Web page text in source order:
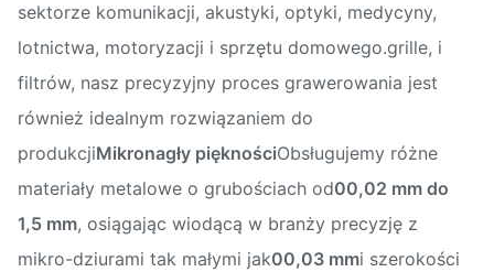
sektorze komunikacji, akustyki, optyki, medycyny,
lotnictwa, motoryzacji i sprzętu domowego.grille, i
filtrów, nasz precyzyjny proces grawerowania jest
również idealnym rozwiązaniem do
produkcjiMikronagły pięknościObsługujemy różne
materiały metalowe o grubościach od00,02 mm do
1,5 mm, osiągając wiodącą w branży precyzję z
mikro-dziurami tak małymi jak00,03 mmi szerokości